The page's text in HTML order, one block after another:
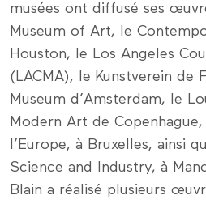
musées ont diffusé ses
Museum of Art, le
Houston, le Los Angeles
(LACMA), le Kunstverein de
Museum d’Amsterdam, le
Modern Art de
l’Europe, à Bruxelles, ainsi
Science and Industry, à
Blain a réalisé plusieurs